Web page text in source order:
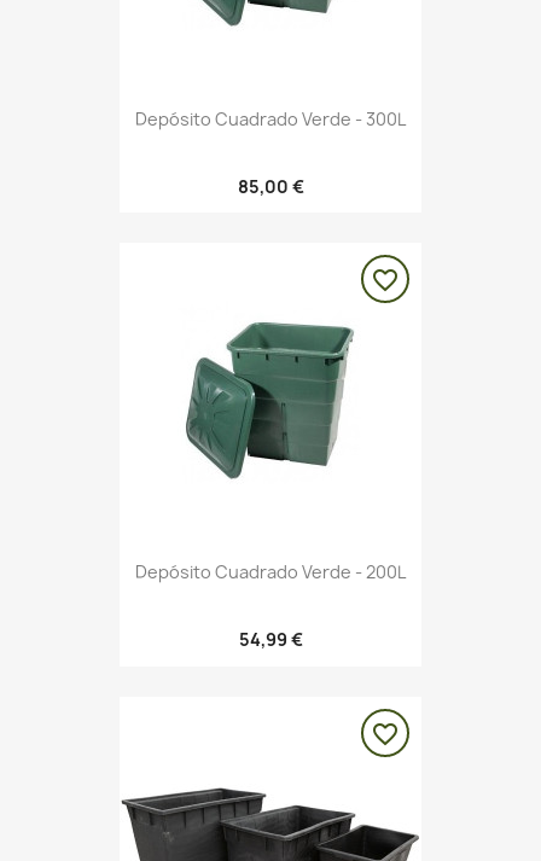
Depósito Cuadrado Verde - 300L
85,00 €
Depósito Cuadrado Verde - 200L
54,99 €
favorite_border
favorite_border